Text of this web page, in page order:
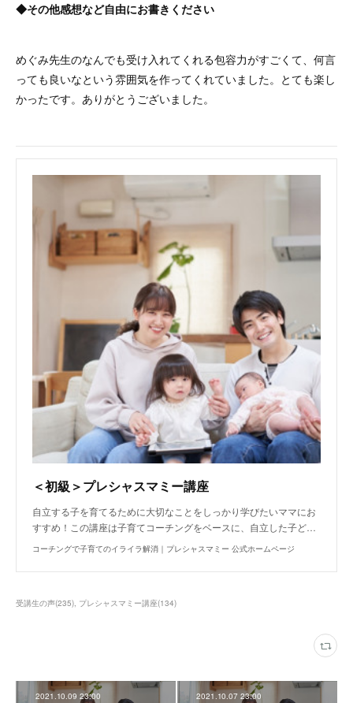
◆その他感想など自由にお書きください
めぐみ先生のなんでも受け入れてくれる包容力がすごくて、何言
っても良いなという雰囲気を作ってくれていました。とても楽し
かったです。ありがとうございました。
＜初級＞プレシャスマミー講座
自立する子を育てるために大切なことをしっかり学びたいママにお
すすめ！この講座は子育てコーチングをベースに、自立した子ど…
コーチングで子育てのイライラ解消｜プレシャスマミー 公式ホームページ
受講生の声(235) プレシャスマミー講座(134)
2021.10.09 23:00 2021.10.07 23:00